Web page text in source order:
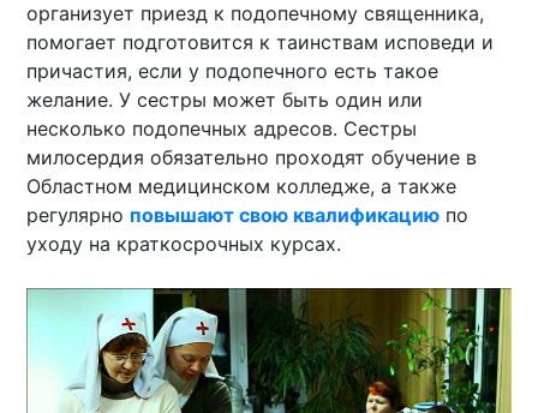
организует приезд к подопечному священника,
помогает подготовится к таинствам исповеди и
причастия, если у подопечного есть такое
желание. У сестры может быть один или
несколько подопечных адресов. Сестры
милосердия обязательно проходят обучение в
Областном медицинском колледже, а также
регулярно повышают свою квалификацию по
уходу на краткосрочных курсах.